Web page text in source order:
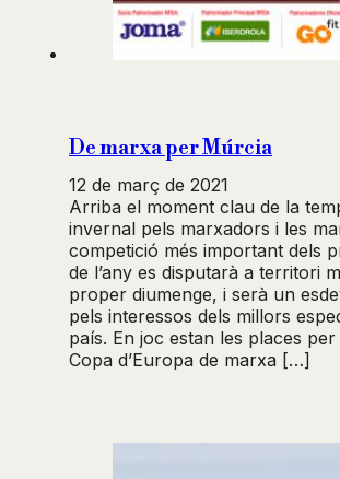
De marxa per Múrcia
12 de març de 2021
Arriba el moment clau de la
invernal pels marxadors i les
competició més important dels
de l’any es disputarà a territori
proper diumenge, i serà un
pels interessos dels millors
país. En joc estan les places
Copa d’Europa de marxa […]